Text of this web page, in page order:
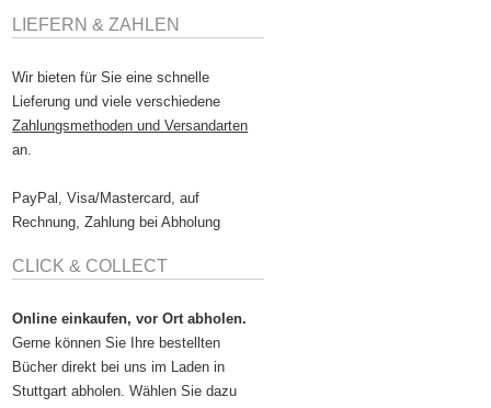
LIEFERN & ZAHLEN
Wir bieten für Sie eine schnelle
Lieferung und viele verschiedene
Zahlungsmethoden und Versandarten
an.
PayPal, Visa/Mastercard, auf
Rechnung, Zahlung bei Abholung
CLICK & COLLECT
Online einkaufen, vor Ort abholen.
Gerne können Sie Ihre bestellten
Bücher direkt bei uns im Laden in
Stuttgart abholen. Wählen Sie dazu